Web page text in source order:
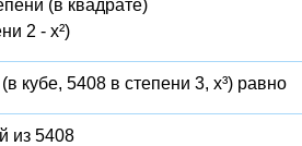
(в квадрате)
2 - x²)
кубе, 5408 в степени 3, x³) равно
из 5408